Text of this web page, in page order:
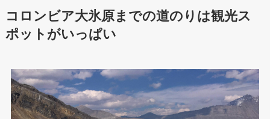
コロンビア大氷原までの道のりは観光ス
ポットがいっぱい